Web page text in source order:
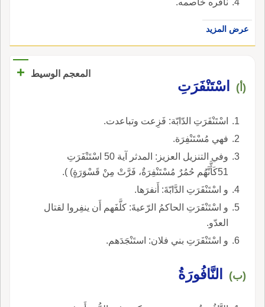
عرض المزيد
المعجم الوسيط +
(أ) اسْتَنْفَرَتِ
اسْتَنْفَرَتِ الدّابّة: فَزِعت وتباعدت.
فهي مُسْتَنْفِرَة.
وفي التنزيل العزيز: المدثر آية 50 اسْتَنْفَرَتِ
51كَأَّنَّهُم حُمُرٌ مُسْتَنْفِرَةٌ، فَرَّتْ مِنْ قَسْوَرَةٍ) ).
و اسْتَنْفَرَتِ الدَّابّةَ: أَنفرَها.
و اسْتَنْفَرَتِ الحاكمُ الرّعيةَ: كلَّفَهم أَن ينفِروا لقتال
العدّو.
و اسْتَنْفَرَتِ بني فلان: استَنْجَدَهم.
(ب) النَّافُورَةُ